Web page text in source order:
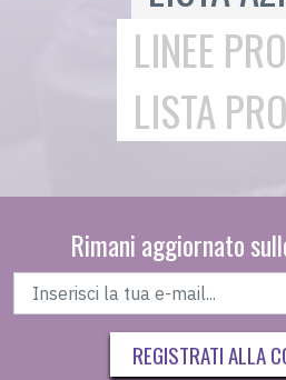
LINEE
LISTA
Rimani aggiornato
REGISTRATI ALLA